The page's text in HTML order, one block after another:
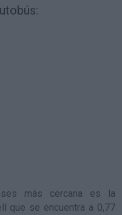
más cercana es la
que se encuentra a 0,77